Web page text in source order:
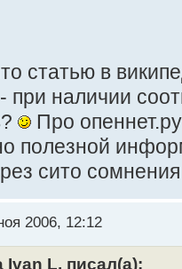
статью в
при наличии
Про
полезной
сито
2006, 12:12
L. писал(а):